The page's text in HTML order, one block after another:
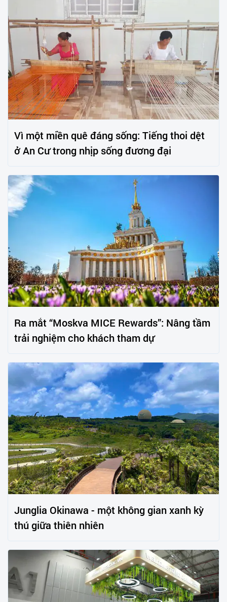
Vì một miền quê đáng sống: Tiếng thoi dệt
ở An Cư trong nhịp sống đương đại
Ra mắt “Moskva MICE Rewards”: Nâng tầm
trải nghiệm cho khách tham dự
Junglia Okinawa - một không gian xanh kỳ
thú giữa thiên nhiên